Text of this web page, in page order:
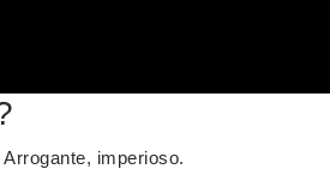
imperioso.